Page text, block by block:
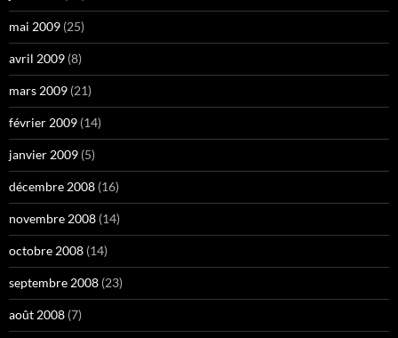
mai 2009 (25)
avril 2009 (8)
mars 2009 (21)
février 2009 (14)
janvier 2009 (5)
décembre 2008 (16)
novembre 2008 (14)
octobre 2008 (14)
septembre 2008 (23)
août 2008 (7)